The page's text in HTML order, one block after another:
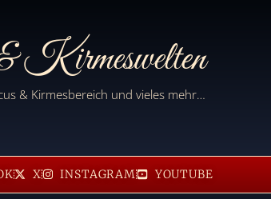
Kirmeswelten
& Kirmesbereich und vieles mehr…
X INSTAGRAM YOUTUBE